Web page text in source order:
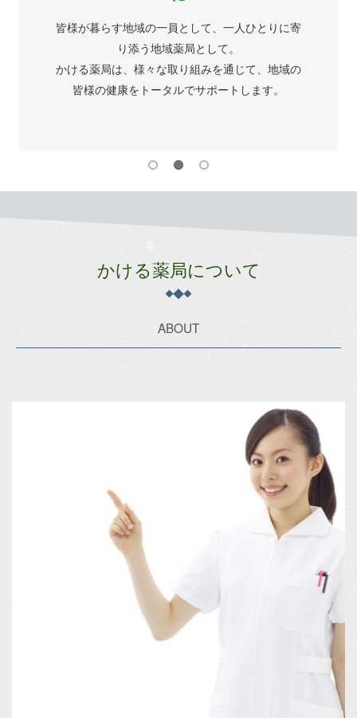
新型コロナウイルス感染拡大防止への対応に
政府による新型コロナウイルスの感染拡大防
方針を受け、感染流行期間中に限り、電話を
談・お受け取りが可能な体制を整えていま
かける薬局について
ABOUT